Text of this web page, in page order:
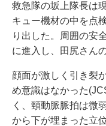
救急隊の坂上隊長は
キュー機材の中を点
り出した。周囲の安
に進入し、田尻さん
顔面が激しく引き裂
め意識はなかった
く、頸動脈脈拍は微
から下が埋まった立